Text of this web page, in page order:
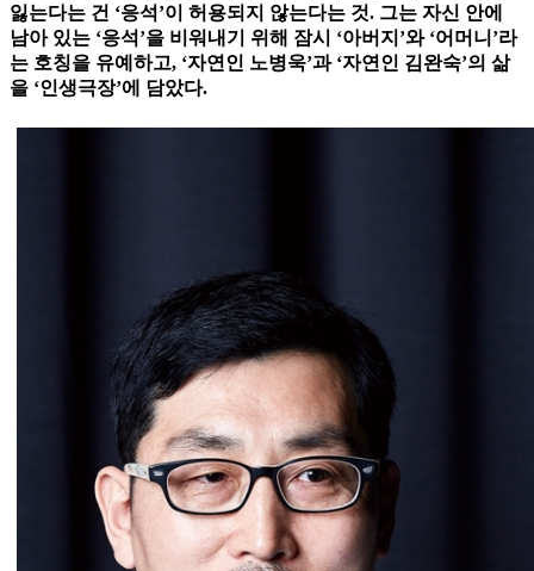
잃는다는 건 ‘응석’이 허용되지 않는다는 것. 그는 자신 안에
남아 있는 ‘응석’을 비워내기 위해 잠시 ‘아버지’와 ‘어머니’라
는 호칭을 유예하고, ‘자연인 노병욱’과 ‘자연인 김완숙’의 삶
을 ‘인생극장’에 담았다.